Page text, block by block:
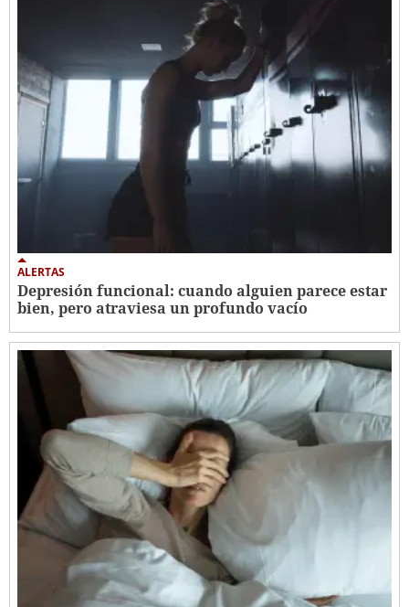
ALERTAS
Depresión funcional: cuando alguien parece estar
bien, pero atraviesa un profundo vacío